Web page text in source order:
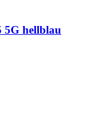
5G hellblau